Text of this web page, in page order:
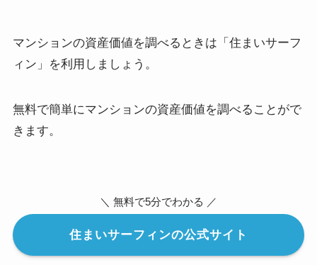
マンションの資産価値を調べるときは「住まいサーフ
ィン」を利用しましょう。
無料で簡単にマンションの資産価値を調べることがで
きます。
＼ 無料で5分でわかる ／
住まいサーフィンの公式サイト